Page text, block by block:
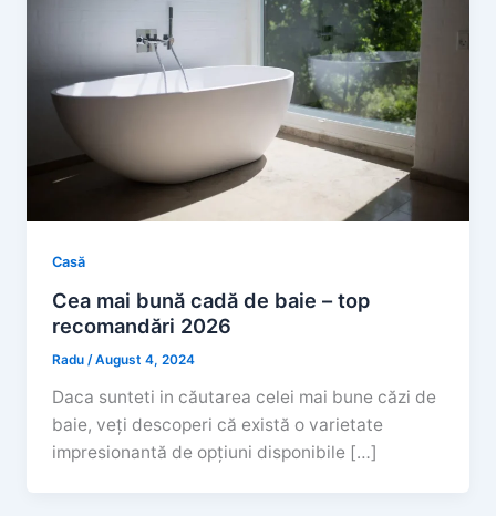
Casă
Cea mai bună cadă de baie – top
recomandări 2026
Radu/August 4, 2024
Daca sunteti in căutarea celei mai bune căzi de
baie, veți descoperi că există o varietate
impresionantă de opțiuni disponibile […]